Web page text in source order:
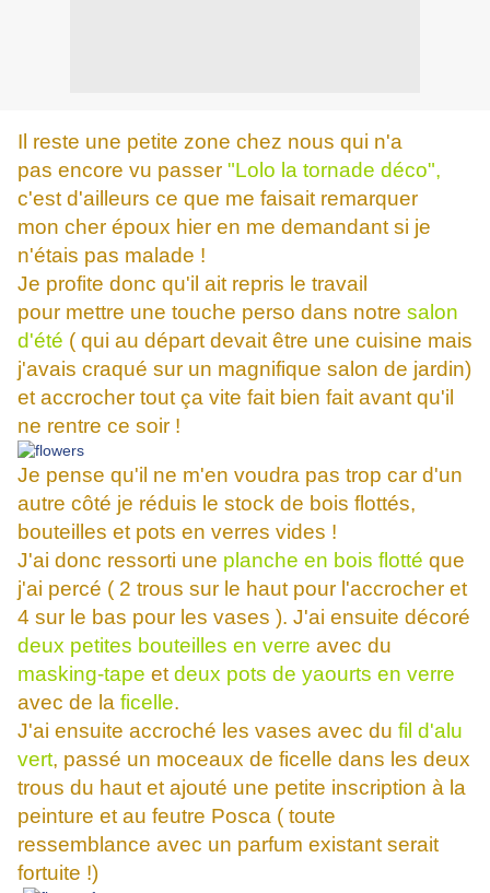
Il reste une petite zone chez nous qui n'a
pas encore vu passer "Lolo la tornade déco",
c'est d'ailleurs ce que me faisait remarquer
mon cher époux hier en me demandant si je
n'étais pas malade !
Je profite donc qu'il ait repris le travail
pour mettre une touche perso dans notre salon
d'été ( qui au départ devait être une cuisine mais
j'avais craqué sur un magnifique salon de jardin)
et accrocher tout ça vite fait bien fait avant qu'il
ne rentre ce soir !
Je pense qu'il ne m'en voudra pas trop car d'un
autre côté je réduis le stock de bois flottés,
bouteilles et pots en verres vides !
J'ai donc ressorti une planche en bois flotté que
j'ai percé ( 2 trous sur le haut pour l'accrocher et
4 sur le bas pour les vases ). J'ai ensuite décoré
deux petites bouteilles en verre avec du
masking-tape et deux pots de yaourts en verre
avec de la ficelle.
J'ai ensuite accroché les vases avec du fil d'alu
vert, passé un moceaux de ficelle dans les deux
trous du haut et ajouté une petite inscription à la
peinture et au feutre Posca ( toute
ressemblance avec un parfum existant serait
fortuite !)